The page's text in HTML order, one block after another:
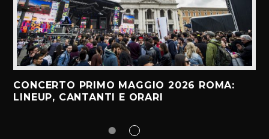
CONCERTO PRIMO MAGGIO 2026 ROMA:
LINEUP, CANTANTI E ORARI